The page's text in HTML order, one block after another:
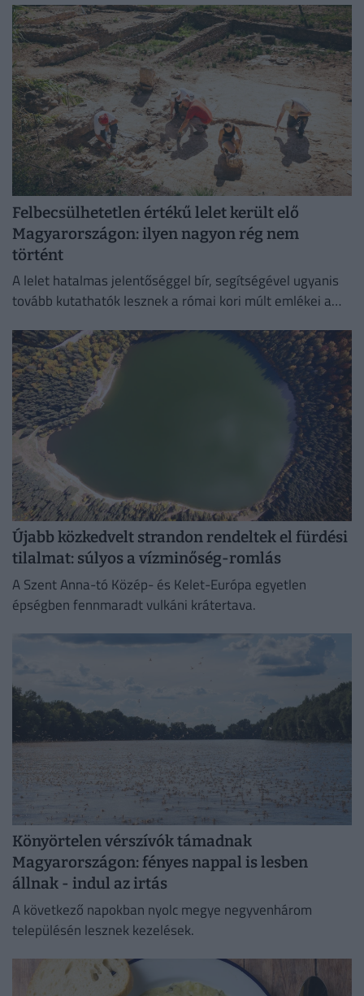
Felbecsülhetetlen értékű lelet került elő
Magyarországon: ilyen nagyon rég nem
történt
A lelet hatalmas jelentőséggel bír, segítségével ugyanis
tovább kutathatók lesznek a római kori múlt emlékei a
Újabb közkedvelt strandon rendeltek el fürdési
tilalmat: súlyos a vízminőség-romlás
A Szent Anna-tó Közép- és Kelet-Európa egyetlen
épségben fennmaradt vulkáni krátertava.
Könyörtelen vérszívók támadnak
Magyarországon: fényes nappal is lesben
állnak - indul az irtás
A következő napokban nyolc megye negyvenhárom
településén lesznek kezelések.